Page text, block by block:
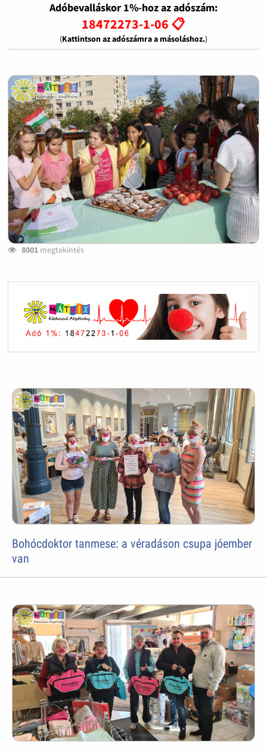
Adóbevalláskor 1%-hoz az adószám:
18472273-1-06 📋
(Kattintson az adószámra a másoláshoz.)
8001megtekintés
Bohócdoktor tanmese: a véradáson csupa jóember
van